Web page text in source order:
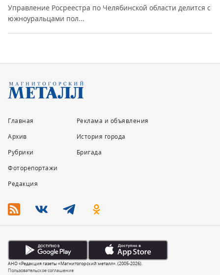
Управление Росреестра по Челябинской области делится с
южноуральцами пол...
Главная
Архив
Рубрики
Фоторепортажи
Редакция
Реклама и объявления
История города
Бригада
Пользовательское соглашение
АНО «Редакция газеты «Магнитогорский металл». (2005-2026).